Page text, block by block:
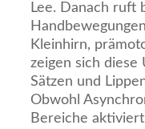
Lee. Danach ruft
Kleinhirn,
zeigen sich
Sätzen und
Obwohl
Bereiche